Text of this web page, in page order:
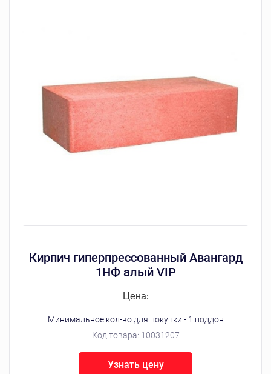
Кирпич гиперпрессованный Авангард
1НФ алый VIP
Код товара: 10031207
Цена:
Минимальное кол-во для покупки - 1 поддон
Узнать цену